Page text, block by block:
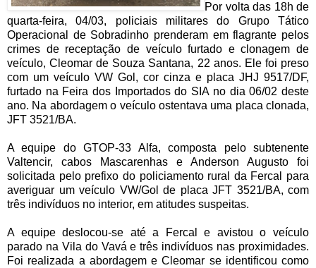
Por volta das 18h de
quarta-feira, 04/03, policiais militares do Grupo Tático
Operacional de Sobradinho prenderam em flagrante pelos
crimes de receptação de veículo furtado e clonagem de
veículo, Cleomar de Souza Santana, 22 anos. Ele foi preso
com um veículo VW Gol, cor cinza e placa JHJ 9517/DF,
furtado na Feira dos Importados do SIA no dia 06/02 deste
ano. Na abordagem o veículo ostentava uma placa clonada,
JFT 3521/BA.
A equipe do GTOP-33 Alfa, composta pelo subtenente
Valtencir, cabos Mascarenhas e Anderson Augusto foi
solicitada pelo prefixo do policiamento rural da Fercal para
averiguar um veículo VW/Gol de placa JFT 3521/BA, com
três indivíduos no interior, em atitudes suspeitas.
A equipe deslocou-se até a Fercal e avistou o veículo
parado na Vila do Vavá e três indivíduos nas proximidades.
Foi realizada a abordagem e Cleomar se identificou como